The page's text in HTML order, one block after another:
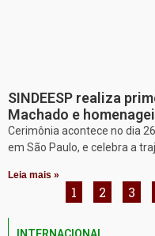
SINDEESP realiza
Machado e
Cerimônia acontece no dia
em São Paulo, e celebra a
Leia mais »
1 2 3